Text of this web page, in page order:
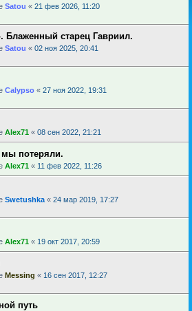
Satou « 21 фев 2026, 11:20
Блаженный старец Гавриил.
Satou « 02 ноя 2025, 20:41
Calypso « 27 ноя 2022, 19:31
Alex71 « 08 сен 2022, 21:21
потеряли.
Alex71 « 11 фев 2022, 11:26
Swetushka « 24 мар 2019, 17:27
Alex71 « 19 окт 2017, 20:59
Messing « 16 сен 2017, 12:27
путь